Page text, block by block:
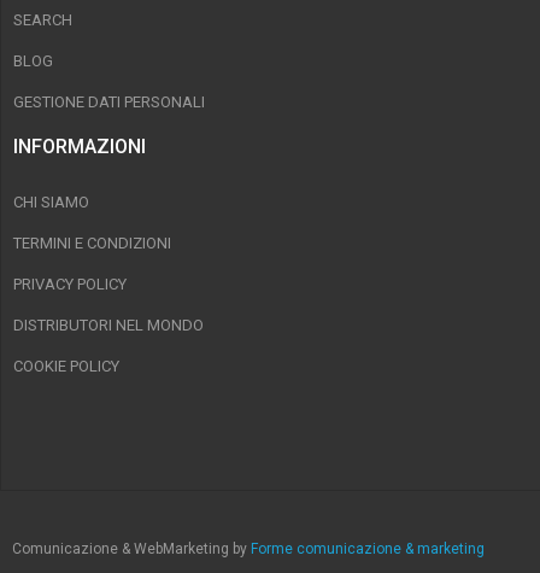
SEARCH
BLOG
GESTIONE DATI PERSONALI
INFORMAZIONI
CHI SIAMO
TERMINI E CONDIZIONI
PRIVACY POLICY
DISTRIBUTORI NEL MONDO
COOKIE POLICY
Comunicazione & WebMarketing by Forme comunicazione & marketing